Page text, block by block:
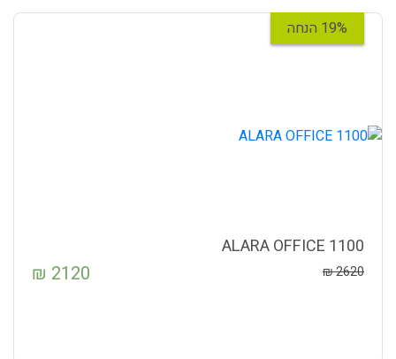
19% הנחה
ALARA OFFICE 1100
2620
₪
2120
₪